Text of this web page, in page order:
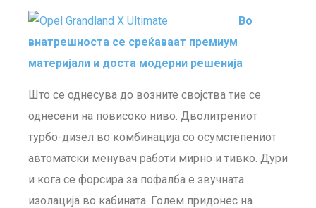
Во
внатрешноста се среќаваат премиум
материјали и доста модерни решенија
Што се однесува до возните својства тие се
однесени на повисоко ниво. Дволитрениот
турбо-дизел во комбинација со осумстепениот
автоматски менувач работи мирно и тивко. Дури
и кога се форсира за пофалба е звучната
изолација во кабината. Голем придонес на